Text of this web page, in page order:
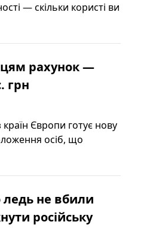
— скільки користі ви
рахунок —
грн
Європи готує нову
осіб, що
не вбили
російську